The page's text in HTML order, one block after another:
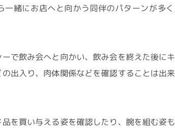
緒にお店へと向かう同伴のパターンが多
で飲み会へと向かい、飲み会を終えた後に
出入り、肉体関係などを確認することは出
を買い与える姿を確認したり、腕を組む姿